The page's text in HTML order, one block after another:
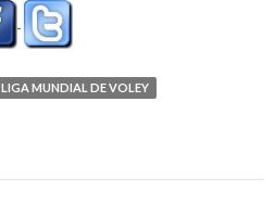
LIGA MUNDIAL DE VOLEY